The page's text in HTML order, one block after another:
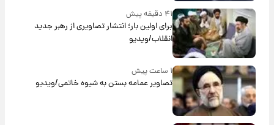
۴۱ دقیقه پیش
برای اولین بار؛ انتشار تصاویری از رهبر جدید
انقلاب/ویدیو
۱ ساعت پیش
تصاویر عمامه بستن به شیوه خاتمی/ویدیو